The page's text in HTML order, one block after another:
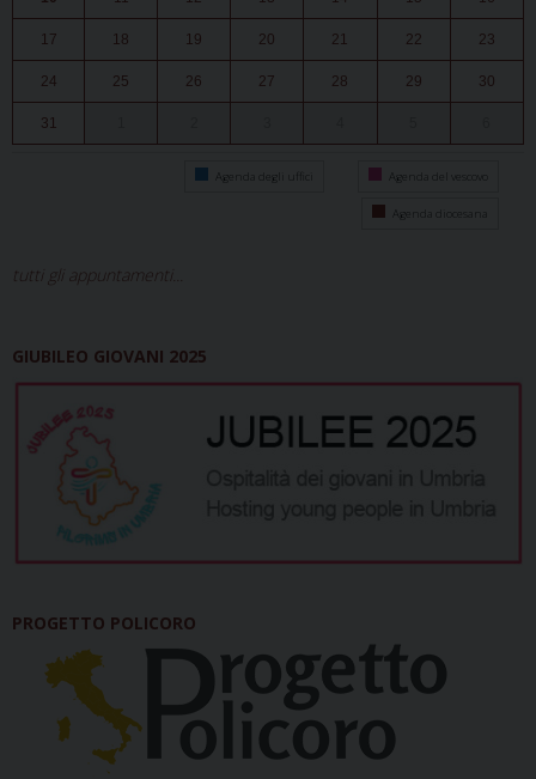
17 18 19 20 21 22 23
24 25 26 27 28 29 30
31
Agenda degli uffici Agenda del vescovo
Agenda diocesana
tutti gli appuntamenti...
GIUBILEO GIOVANI 2025
PROGETTO POLICORO